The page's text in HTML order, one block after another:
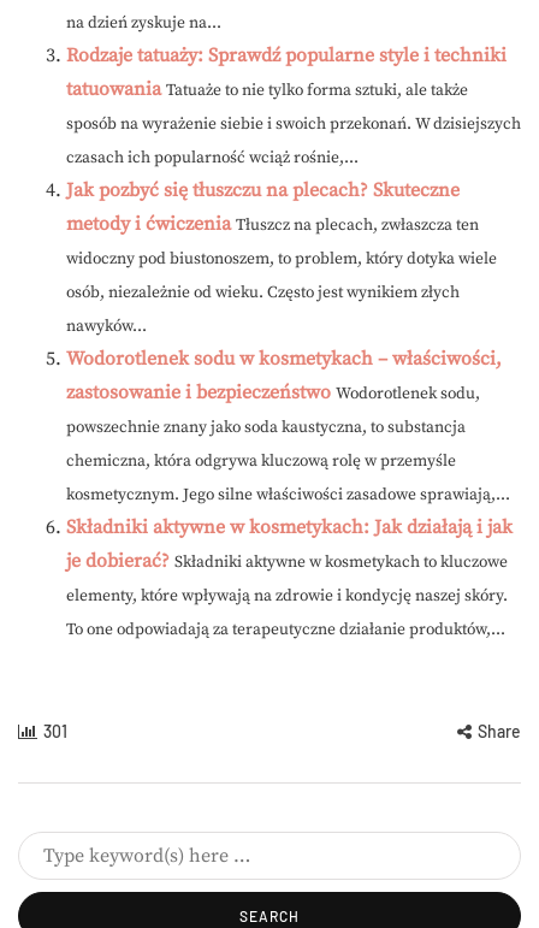
na dzień zyskuje na...
Rodzaje tatuaży: Sprawdź popularne style i techniki
tatuowania Tatuaże to nie tylko forma sztuki, ale także
sposób na wyrażenie siebie i swoich przekonań. W dzisiejszych
czasach ich popularność wciąż rośnie,...
Jak pozbyć się tłuszczu na plecach? Skuteczne
metody i ćwiczenia Tłuszcz na plecach, zwłaszcza ten
widoczny pod biustonoszem, to problem, który dotyka wiele
osób, niezależnie od wieku. Często jest wynikiem złych
nawyków...
Wodorotlenek sodu w kosmetykach – właściwości,
zastosowanie i bezpieczeństwo Wodorotlenek sodu,
powszechnie znany jako soda kaustyczna, to substancja
chemiczna, która odgrywa kluczową rolę w przemyśle
kosmetycznym. Jego silne właściwości zasadowe sprawiają,...
Składniki aktywne w kosmetykach: Jak działają i jak
je dobierać? Składniki aktywne w kosmetykach to kluczowe
elementy, które wpływają na zdrowie i kondycję naszej skóry.
To one odpowiadają za terapeutyczne działanie produktów,...
301 Share